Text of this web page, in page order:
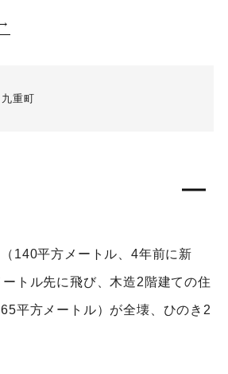
九重町
140平方メートル、4年前に新
トル先に飛び、木造2階建ての住
平方メートル）が全壊、ひのき2